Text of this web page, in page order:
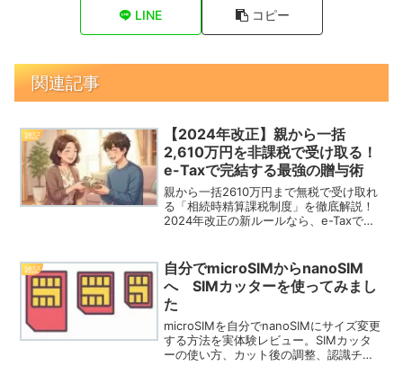
LINE コピー
関連記事
雑記
【2024年改正】親から一括
2,610万円を非課税で受け取る！
e-Taxで完結する最強の贈与術
親から一括2610万円まで無税で受け取れ
る「相続時精算課税制度」を徹底解説！
2024年改正の新ルールなら、e-Taxでス
計算や、贈与契約書の作り方まで網羅。
損をしないための最強の贈与術をチェッ
クしましょう。
雑記
自分でmicroSIMからnanoSIM
へ SIMカッターを使ってみまし
た
microSIMを自分でnanoSIMにサイズ変更
する方法を実体験レビュー。SIMカッタ
ーの使い方、カット後の調整、認識チェ